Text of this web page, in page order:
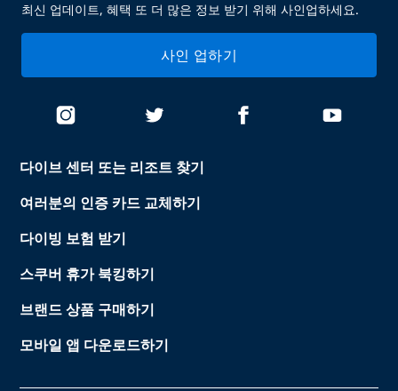
다이브 센터 또는 리조트 찾기
여러분의 인증 카드 교체하기
다이빙 보험 받기
스쿠버 휴가 북킹하기
브랜드 상품 구매하기
모바일 앱 다운로드하기
최신 업데이트, 혜택 또 더 많은 정보 받기 위해 사인업하세요.
사인 업하기